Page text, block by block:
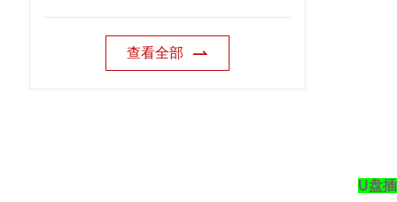
查看全部
U盘